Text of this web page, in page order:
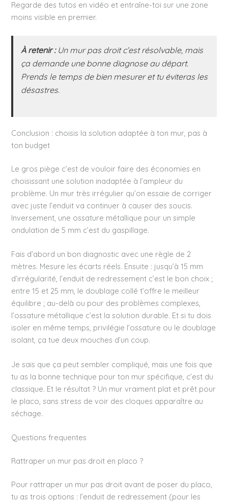
Regarde des tutos en vidéo et entraîne-toi sur une zone
moins visible en premier.
À retenir :Un mur pas droit c’est résolvable, mais
ça demande une bonne diagnose au départ.
Prends le temps de bien mesurer et tu éviteras les
désastres.
Conclusion : choisis la solution adaptée à ton mur, pas à
ton budget
Le gros piège c’est de vouloir faire des économies en
choisissant une solution inadaptée à l’ampleur du
problème. Un mur très irrégulier qu’on essaie de corriger
avec juste l’enduit va continuer à causer des soucis.
Inversement, une ossature métallique pour un simple
ondulation de 5 mm c’est du gaspillage.
Fais d’abord un bon diagnostic avec une règle de 2
mètres. Mesure les écarts réels. Ensuite : jusqu’à 15 mm
d’irrégularité, l’enduit de redressement c’est le bon choix ;
entre 15 et 25 mm, le doublage collé t’offre le meilleur
équilibre ; au-delà ou pour des problèmes complexes,
l’ossature métallique c’est la solution durable. Et si tu dois
isoler en même temps, privilégie l’ossature ou le doublage
isolant, ça tue deux mouches d’un coup.
Je sais que ça peut sembler compliqué, mais une fois que
tu as la bonne technique pour ton mur spécifique, c’est du
classique. Et le résultat ? Un mur vraiment plat et prêt pour
le placo, sans stress de voir des cloques apparaître au
séchage.
Questions frequentes
Rattraper un mur pas droit en placo ?
Pour rattraper un mur pas droit avant de poser du placo,
tu as trois options : l’enduit de redressement (pour les